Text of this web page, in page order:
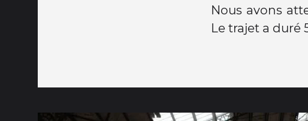
Nous avons
Le trajet a duré